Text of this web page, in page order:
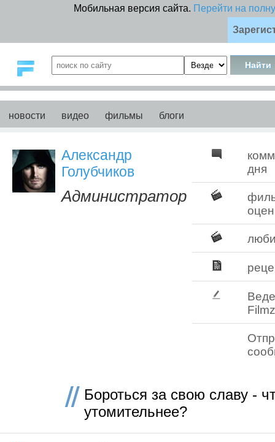
Мобильная версия сайта. Перейти на
новости видео фильмы блоги
дня
Александр
Голубчиков
Администратор
Бороться за свою славу -
утомительнее?